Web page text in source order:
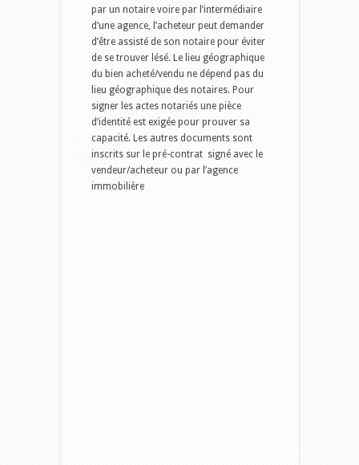
par un notaire voire par l’intermédiaire
d’une agence, l’acheteur peut demander
d’être assisté de son notaire pour éviter
de se trouver lésé. Le lieu géographique
du bien acheté/vendu ne dépend pas du
lieu géographique des notaires. Pour
signer les actes notariés une pièce
d’identité est exigée pour prouver sa
capacité. Les autres documents sont
inscrits sur le pré-contrat signé avec le
vendeur/acheteur ou par l’agence
immobilière